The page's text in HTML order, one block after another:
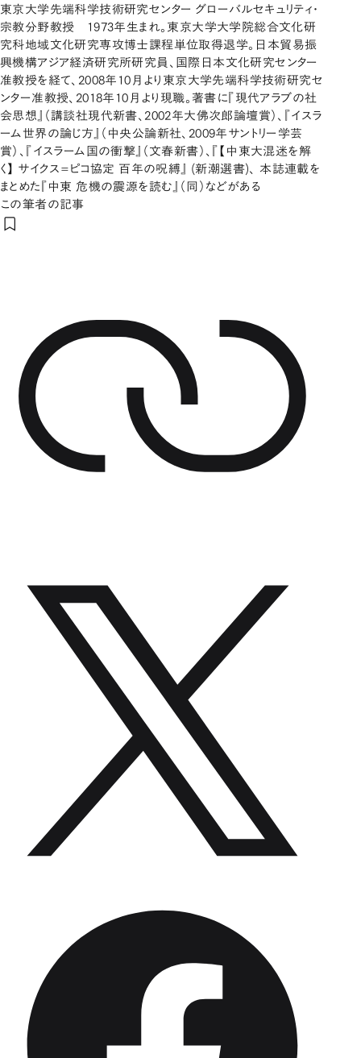
東京大学先端科学技術研究センター グローバルセキュリティ・
宗教分野教授 1973年生まれ。東京大学大学院総合文化研
究科地域文化研究専攻博士課程単位取得退学。日本貿易振
興機構アジア経済研究所研究員、国際日本文化研究センター
准教授を経て、2008年10月より東京大学先端科学技術研究セ
ンター准教授、2018年10月より現職。著書に『現代アラブの社
会思想』（講談社現代新書、2002年大佛次郎論壇賞）、『イスラ
ーム世界の論じ方』（中央公論新社、2009年サントリー学芸
賞）、『イスラーム国の衝撃』（文春新書）、『【中東大混迷を解
く】 サイクス=ピコ協定 百年の呪縛』 (新潮選書)、 本誌連載を
まとめた『中東 危機の震源を読む』（同）などがある
この筆者の記事